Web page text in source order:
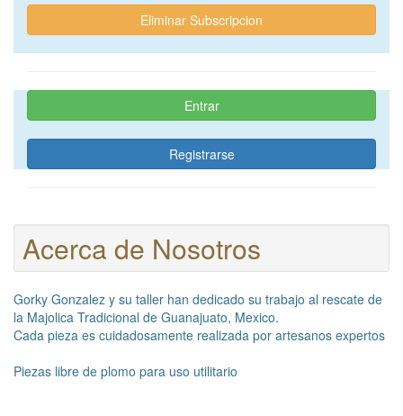
Eliminar Subscripcion
Entrar
Registrarse
Acerca de Nosotros
Gorky Gonzalez y su taller han dedicado su trabajo al rescate de
la Majolica Tradicional de Guanajuato, Mexico.
Cada pieza es cuidadosamente realizada por artesanos expertos
Piezas libre de plomo para uso utilitario